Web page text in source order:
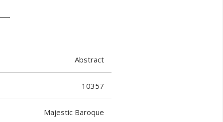
Abstract
10357
Majestic Baroque